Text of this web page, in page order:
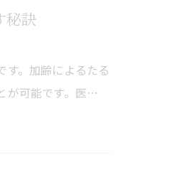
秘訣
す。加齢によるたる
が可能です。医…